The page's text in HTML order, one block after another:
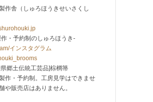
作舎（しゅろほうきせいさくし
・予約制のしゅろほうき-
インスタグラム
郷土伝統工芸品]棕櫚箒
作・予約制。工房見学はできませ
や販売店はありません。